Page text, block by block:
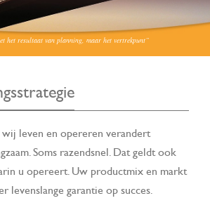
het resultaat van planning, maar het vertrekpunt”
leven en opereren verandert
Soms razendsnel. Dat geldt ook
u opereert. Uw productmix en markt
levenslange garantie op succes.